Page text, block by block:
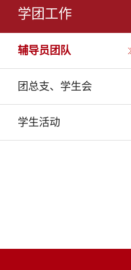
学团工作
辅导员团队
团总支、学生会
学生活动